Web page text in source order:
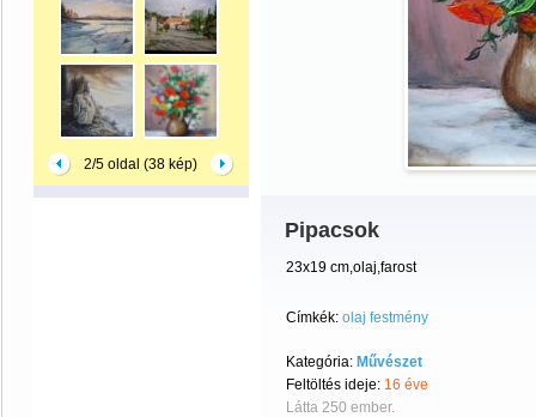
2/5 oldal (38 kép)
Pipacsok
23x19 cm,olaj,farost
Címkék: olaj festmény
Kategória: Művészet
Feltöltés ideje: 16 éve
Látta 250 ember.